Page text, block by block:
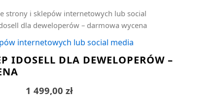
strony i sklepów internetowych lub social
dla deweloperów – darmowa wycena
internetowych lub social media
IDOSELL DLA DEWELOPERÓW –
1 499,00 zł